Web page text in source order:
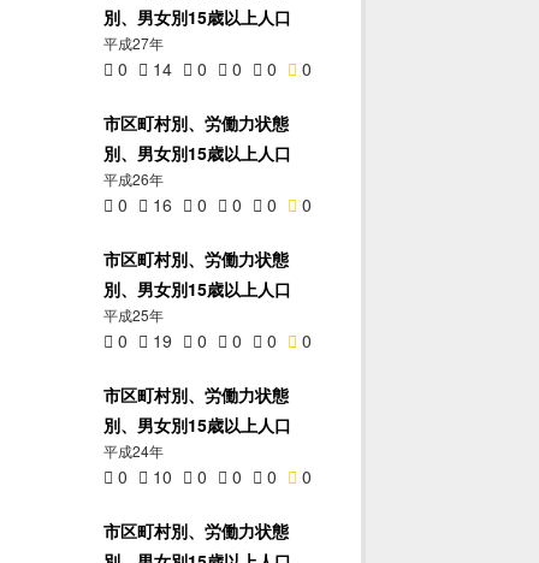
別、男女別15歳以上人口
平成27年
0 14 0 0 0 0
市区町村別、労働力状態
別、男女別15歳以上人口
平成26年
0 16 0 0 0 0
市区町村別、労働力状態
別、男女別15歳以上人口
平成25年
0 19 0 0 0 0
市区町村別、労働力状態
別、男女別15歳以上人口
平成24年
0 10 0 0 0 0
市区町村別、労働力状態